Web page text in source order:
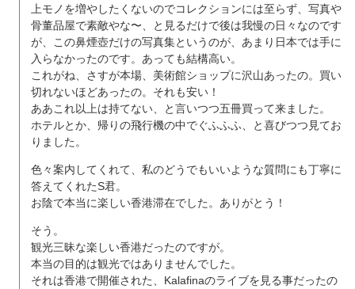
上モノを増やしたくないのでコレクションには至らず、写真や
骨董品屋で素敵やな〜、と見るだけで後は我慢の日々なのです
が、この鼻煙壺だけの写真集というのが、あまり日本では手に
入らなかったのです。あっても結構高い。
これがね、さすが本場、美術館ショップに沢山あったの。買い
切れないほどあったの。それも安い！
ああこれ以上は持てない、と言いつつ五冊買って来ました。
ホテルとか、帰りの飛行機の中でぐふふふ、と喜びつつ見てお
りました。
色々案内してくれて、私のどうでもいいような質問にも丁寧に
答えてくれたS君。
お陰で本当に楽しい香港滞在でした。ありがとう！
そう。
観光三昧な楽しい香港だったのですが。
本当の目的は観光ではありませんでした。
それは香港で開催された、Kalafinaのライブを見る事だったの